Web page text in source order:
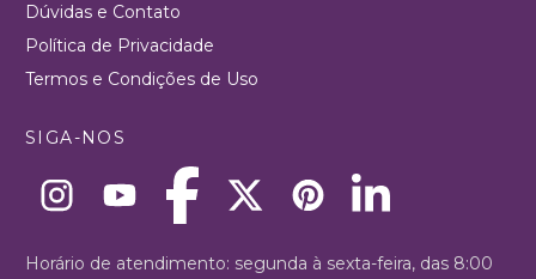
Dúvidas e Contato
Política de Privacidade
Termos e Condições de Uso
SIGA-NOS
Horário de atendimento: segunda à sexta-feira, das 8:00